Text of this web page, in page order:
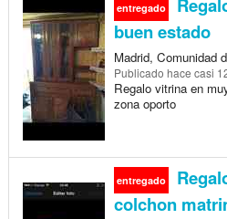
entregado
buen estado
Madrid, Comunidad
Publicado hace casi
Regalo vitrina en
zona oporto
entregado
colchon